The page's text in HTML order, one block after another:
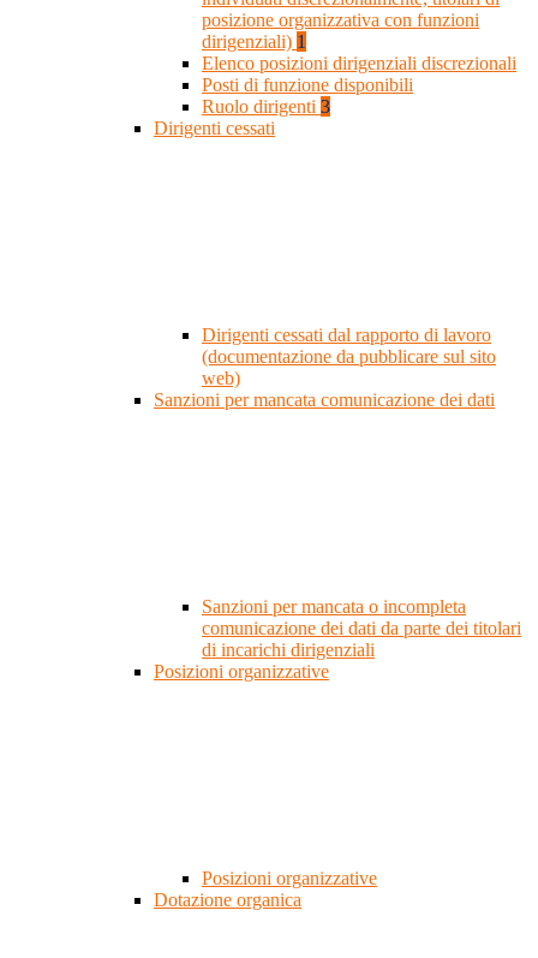
posizione organizzativa con funzioni
dirigenziali) 1
Elenco posizioni dirigenziali discrezionali
Posti di funzione disponibili
Ruolo dirigenti 3
Dirigenti cessati
Dirigenti cessati dal rapporto di lavoro
(documentazione da pubblicare sul sito
web)
Sanzioni per mancata comunicazione dei dati
Sanzioni per mancata o incompleta
comunicazione dei dati da parte dei titolari
di incarichi dirigenziali
Posizioni organizzative
Posizioni organizzative
Dotazione organica